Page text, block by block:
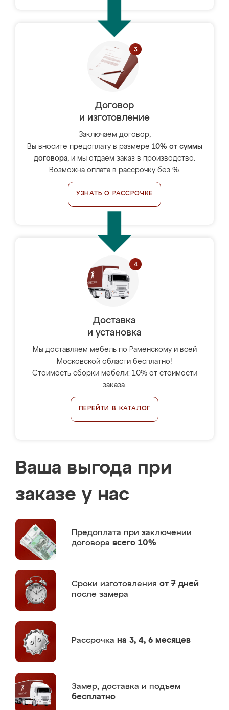
Договор
и изготовление
Заключаем договор,
Вы вносите предоплату в размере 10% от суммы
договора, и мы отдаём заказ в производство.
Возможна оплата в рассрочку без %.
УЗНАТЬ О РАССРОЧКЕ
Доставка
и установка
Мы доставляем мебель по Раменскому и всей
Московской области бесплатно!
Стоимость сборки мебели: 10% от стоимости
заказа.
ПЕРЕЙТИ В КАТАЛОГ
Ваша выгода при
заказе у нас
Предоплата при заключении
договора всего 10%
Сроки изготовления от 7 дней
после замера
Рассрочка на 3, 4, 6 месяцев
Замер, доставка и подъем
бесплатно